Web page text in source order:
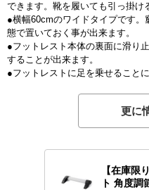
できます。靴を履いても引っ掛け
●横幅60cmのワイドタイプです
態で置いておく事が出来ます。
●フットレスト本体の裏面に滑り
することが出来ます。
●フットレストに足を乗せること
更に
【在庫限
ト 角度調